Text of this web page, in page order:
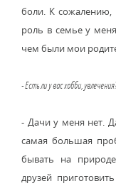
боли. К сожалению,
роль в семье у
чем были мои
- Есть ли у вас хобби,
- Дачи у меня нет.
самая большая
бывать на
друзей